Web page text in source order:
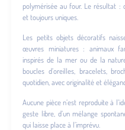
polymérisée au four. Le résultat :
et toujours uniques.
Les petits objets décoratifs
œuvres miniatures : animaux
inspirés de la mer ou de la
boucles d’oreilles, bracelets,
quotidien, avec originalité et
Aucune pièce n’est reproduite à
geste libre, d’un mélange
qui laisse place à l’imprévu.